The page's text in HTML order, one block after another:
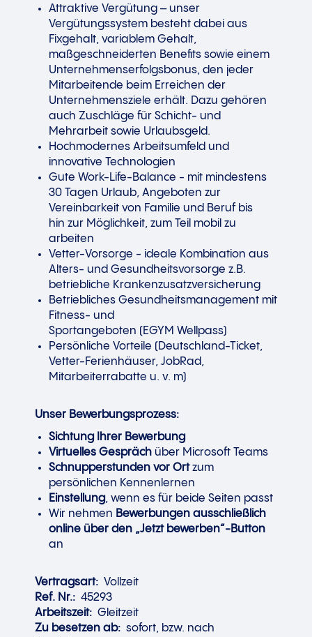
Attraktive Vergütung – unser
Vergütungssystem besteht dabei aus
Fixgehalt, variablem Gehalt,
maßgeschneiderten Benefits sowie einem
Unternehmenserfolgsbonus, den jeder
Mitarbeitende beim Erreichen der
Unternehmensziele erhält. Dazu gehören
auch Zuschläge für Schicht- und
Mehrarbeit sowie Urlaubsgeld.
Hochmodernes Arbeitsumfeld und
innovative Technologien
Gute Work-Life-Balance - mit mindestens
30 Tagen Urlaub, Angeboten zur
Vereinbarkeit von Familie und Beruf bis
hin zur Möglichkeit, zum Teil mobil zu
arbeiten
Vetter-Vorsorge - ideale Kombination aus
Alters- und Gesundheitsvorsorge z.B.
betriebliche Krankenzusatzversicherung
Betriebliches Gesundheitsmanagement mit
Fitness- und
Sportangeboten (EGYM Wellpass)
Persönliche Vorteile (Deutschland-Ticket,
Vetter-Ferienhäuser, JobRad,
Mitarbeiterrabatte u. v. m)
Unser Bewerbungsprozess:
Sichtung Ihrer Bewerbung
Virtuelles Gespräch über Microsoft Teams
Schnupperstunden vor Ortzum
persönlichen Kennenlernen
Einstellung, wenn es für beide Seiten passt
Wir nehmen Bewerbungen ausschließlich
online über den „Jetzt bewerben“-Button
an
Vertragsart: Vollzeit
Ref. Nr.: 45293
Arbeitszeit: Gleitzeit
Zu besetzen ab: sofort, bzw. nach